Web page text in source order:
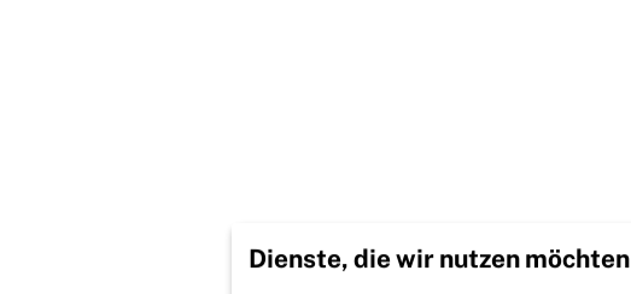
Dienste, die wir nutzen möchten